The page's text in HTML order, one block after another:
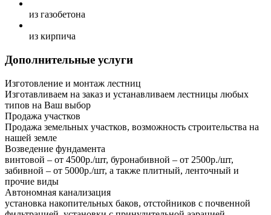
из газобетона
из кирпича
Дополнительные услуги
Изготовление и монтаж лестниц
Изготавливаем на заказ и устанавливаем лестницы любых
типов на Ваш выбор
Продажа участков
Продажа земельных участков, возможность строительства на
нашей земле
Возведение фундамента
винтовой – от 4500р./шт, буронабивной – от 2500р./шт,
забивной – от 5000р./шт, а также плитный, ленточный и
прочие виды
Автономная канализация
установка накопительных баков, отстойников с почвенной